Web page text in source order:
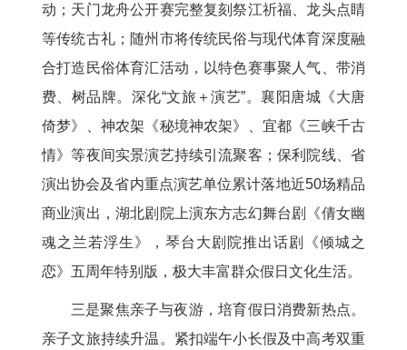
动；天门龙舟公开赛完整复刻祭江祈福、龙头点睛
等传统古礼；随州市将传统民俗与现代体育深度融
合打造民俗体育汇活动，以特色赛事聚人气、带消
费、树品牌。深化“文旅＋演艺”。襄阳唐城《大唐
倚梦》、神农架《秘境神农架》、宜都《三峡千古
情》等夜间实景演艺持续引流聚客；保利院线、省
演出协会及省内重点演艺单位累计落地近50场精品
商业演出，湖北剧院上演东方志幻舞台剧《倩女幽
魂之兰若浮生》，琴台大剧院推出话剧《倾城之
恋》五周年特别版，极大丰富群众假日文化生活。
三是聚焦亲子与夜游，培育假日消费新热点。
亲子文旅持续升温。紧扣端午小长假及中高考双重